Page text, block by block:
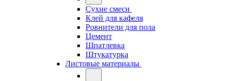
Сухие смеси
Клей для кафеля
Ровнители для пола
Цемент
Шпатлевка
Штукатурка
Листовые материалы